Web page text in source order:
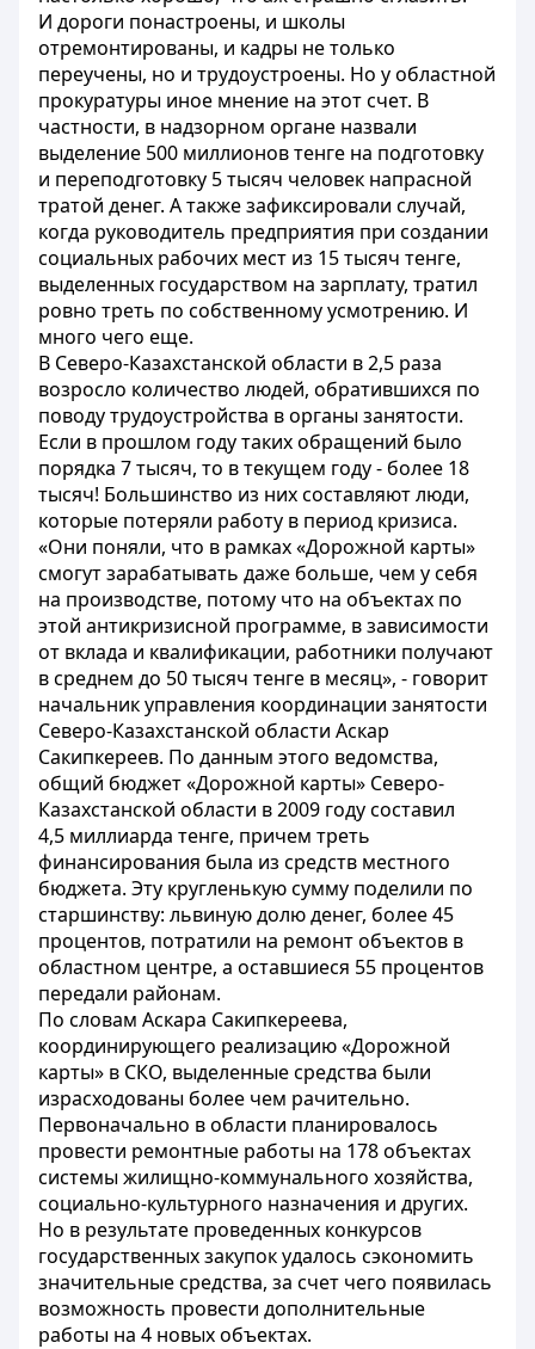
И дороги понастроены, и школы
отремонтированы, и кадры не только
переучены, но и трудоустроены. Но у областной
прокуратуры иное мнение на этот счет. В
частности, в надзорном органе назвали
выделение 500 миллионов тенге на подготовку
и переподготовку 5 тысяч человек напрасной
тратой денег. А также зафиксировали случай,
когда руководитель предприятия при создании
социальных рабочих мест из 15 тысяч тенге,
выделенных государством на зарплату, тратил
ровно треть по собственному усмотрению. И
много чего еще.
В Северо-Казахстанской области в 2,5 раза
возросло количество людей, обратившихся по
поводу трудоустройства в органы занятости.
Если в прошлом году таких обращений было
порядка 7 тысяч, то в текущем году - более 18
тысяч! Большинство из них составляют люди,
которые потеряли работу в период кризиса.
«Они поняли, что в рамках «Дорожной карты»
смогут зарабатывать даже больше, чем у себя
на производстве, потому что на объектах по
этой антикризисной программе, в зависимости
от вклада и квалификации, работники получают
в среднем до 50 тысяч тенге в месяц», - говорит
начальник управления координации занятости
Северо-Казахстанской области Аскар
Сакипкереев. По данным этого ведомства,
общий бюджет «Дорожной карты» Северо-
Казахстанской области в 2009 году составил
4,5 миллиарда тенге, причем треть
финансирования была из средств местного
бюджета. Эту кругленькую сумму поделили по
старшинству: львиную долю денег, более 45
процентов, потратили на ремонт объектов в
областном центре, а оставшиеся 55 процентов
передали районам.
По словам Аскара Сакипкереева,
координирующего реализацию «Дорожной
карты» в СКО, выделенные средства были
израсходованы более чем рачительно.
Первоначально в области планировалось
провести ремонтные работы на 178 объектах
системы жилищно-коммунального хозяйства,
социально-культурного назначения и других.
Но в результате проведенных конкурсов
государственных закупок удалось сэкономить
значительные средства, за счет чего появилась
возможность провести дополнительные
работы на 4 новых объектах.